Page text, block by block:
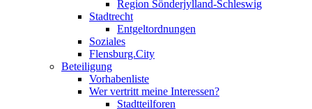
Region Sönderjylland-Schleswig
Stadtrecht
Entgeltordnungen
Soziales
Flensburg.City
Beteiligung
Vorhabenliste
Wer vertritt meine Interessen?
Stadtteilforen